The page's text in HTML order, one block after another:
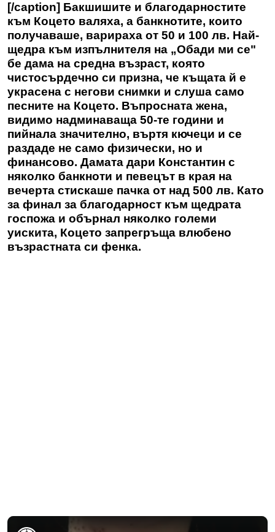
[/caption] Бакшишите и благодарностите
към Коцето валяха, а банкнотите, които
получаваше, варираха от 50 и 100 лв. Най-
щедра към изпълнителя на „Обади ми се"
бе дама на средна възраст, която
чистосърдечно си призна, че къщата й е
украсена с негови снимки и слуша само
песните на Коцето. Въпросната жена,
видимо надминаваща 50-те години и
пийнала значително, въртя кючеци и се
раздаде не само физически, но и
финансово. Дамата дари Константин с
няколко банкноти и певецът в края на
вечерта стискаше пачка от над 500 лв. Като
за финал за благодарност към щедрата
госпожа и обърнал няколко големи
уискита, Коцето запрегръща влюбено
възрастната си фенка.